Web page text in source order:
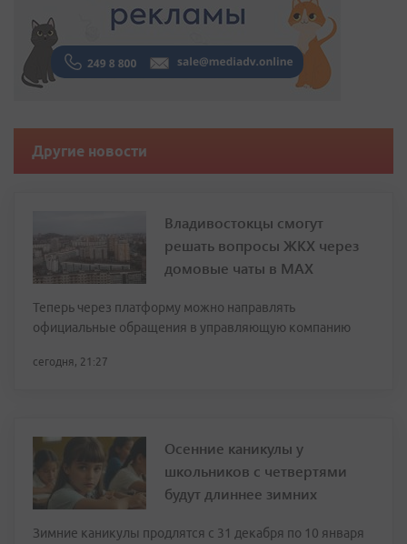
Другие новости
Владивостокцы смогут
решать вопросы ЖКХ через
домовые чаты в МАХ
Теперь через платформу можно направлять
официальные обращения в управляющую компанию
сегодня, 21:27
Осенние каникулы у
школьников с четвертями
будут длиннее зимних
Зимние каникулы продлятся с 31 декабря по 10 января